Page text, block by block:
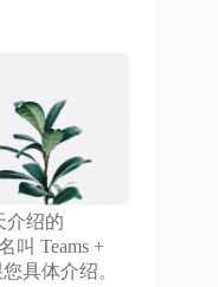
介绍的
叫 Teams +
具体介绍。